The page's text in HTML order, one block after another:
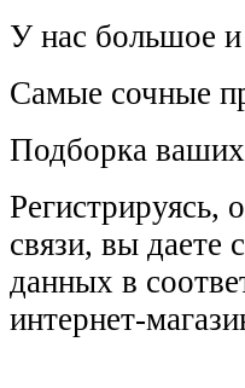
У нас большое
Самые сочные
Подборка
Регистрируясь,
связи, вы даете
данных в
интернет-